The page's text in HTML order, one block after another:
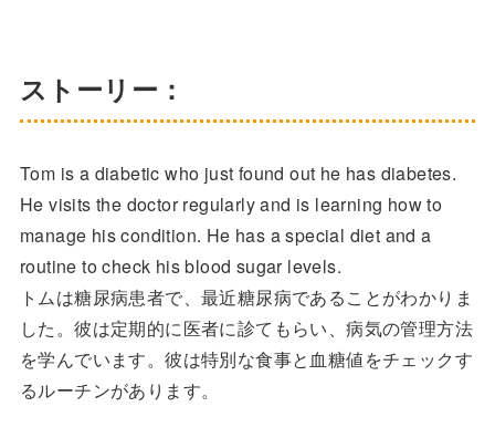
ストーリー：
Tom is a diabetic who just found out he has diabetes.
He visits the doctor regularly and is learning how to
manage his condition. He has a special diet and a
routine to check his blood sugar levels.
トムは糖尿病患者で、最近糖尿病であることがわかりま
した。彼は定期的に医者に診てもらい、病気の管理方法
を学んでいます。彼は特別な食事と血糖値をチェックす
るルーチンがあります。